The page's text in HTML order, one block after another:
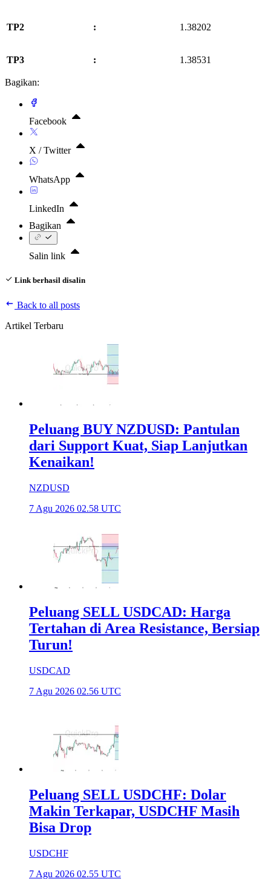
TP2 : 1.38202
TP3 : 1.38531
Bagikan:
Facebook
X / Twitter
WhatsApp
LinkedIn
Bagikan
Salin link
Link berhasil disalin
Back to all posts
Artikel Terbaru
Peluang BUY NZDUSD: Pantulan
dari Support Kuat, Siap Lanjutkan
Kenaikan!
NZDUSD
7 Agu 2026 02.58 UTC
Peluang SELL USDCAD: Harga
Tertahan di Area Resistance, Bersiap
Turun!
USDCAD
7 Agu 2026 02.56 UTC
Peluang SELL USDCHF: Dolar
Makin Terkapar, USDCHF Masih
Bisa Drop
USDCHF
7 Agu 2026 02.55 UTC